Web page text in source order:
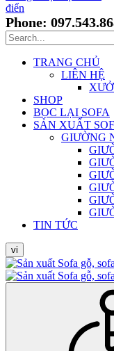
Phone:
TRANG CHỦ
LIÊN HỆ
SHOP
BỌC LẠI SOFA
SẢN XUẤT
GIƯỜNG
TIN TỨC
vi